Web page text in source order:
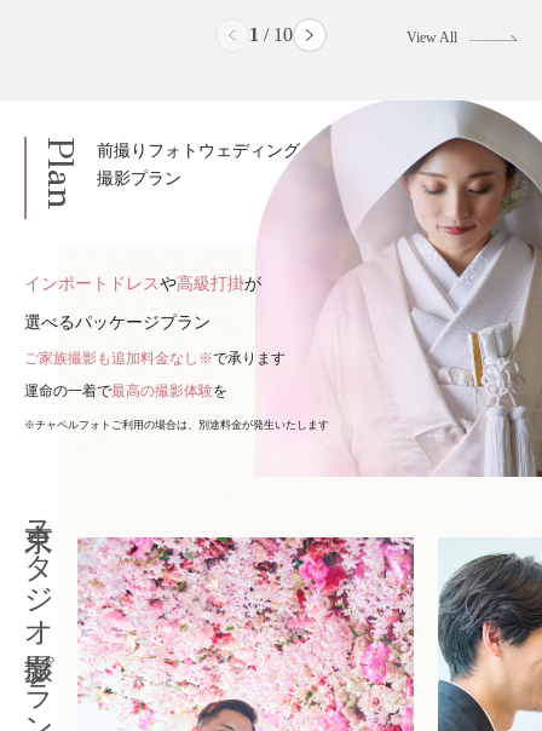
2 / 10 View All
Plan
前撮りフォトウェディング
撮影プラン
インポートドレスや高級打掛が
選べるパッケージプラン
ご家族撮影も追加料金なし※で承ります
運命の一着で最高の撮影体験を
※チャペルフォトご利用の場合は、別途料金が発生いたします
東京スタジオ撮影プラン